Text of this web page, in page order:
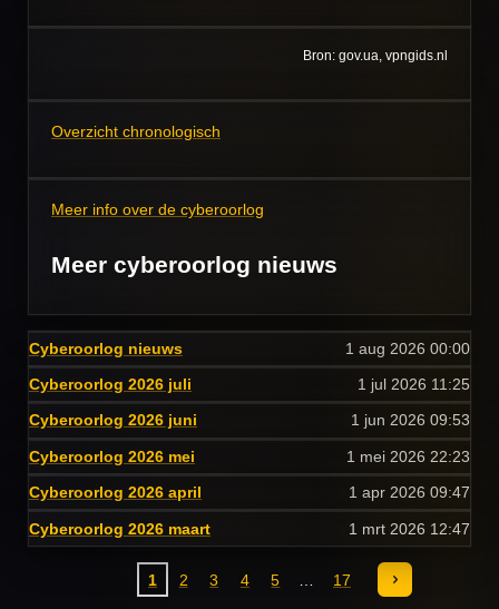
Bron: gov.ua, vpngids.nl
Overzicht chronologisch
Meer info over de cyberoorlog
Meer cyberoorlog nieuws
Cyberoorlog nieuws 1 aug 2026 00:00
Cyberoorlog 2026 juli 1 jul 2026 11:25
Cyberoorlog 2026 juni 1 jun 2026 09:53
Cyberoorlog 2026 mei 1 mei 2026 22:23
Cyberoorlog 2026 april 1 apr 2026 09:47
Cyberoorlog 2026 maart 1 mrt 2026 12:47
1 2 3 4 5 17